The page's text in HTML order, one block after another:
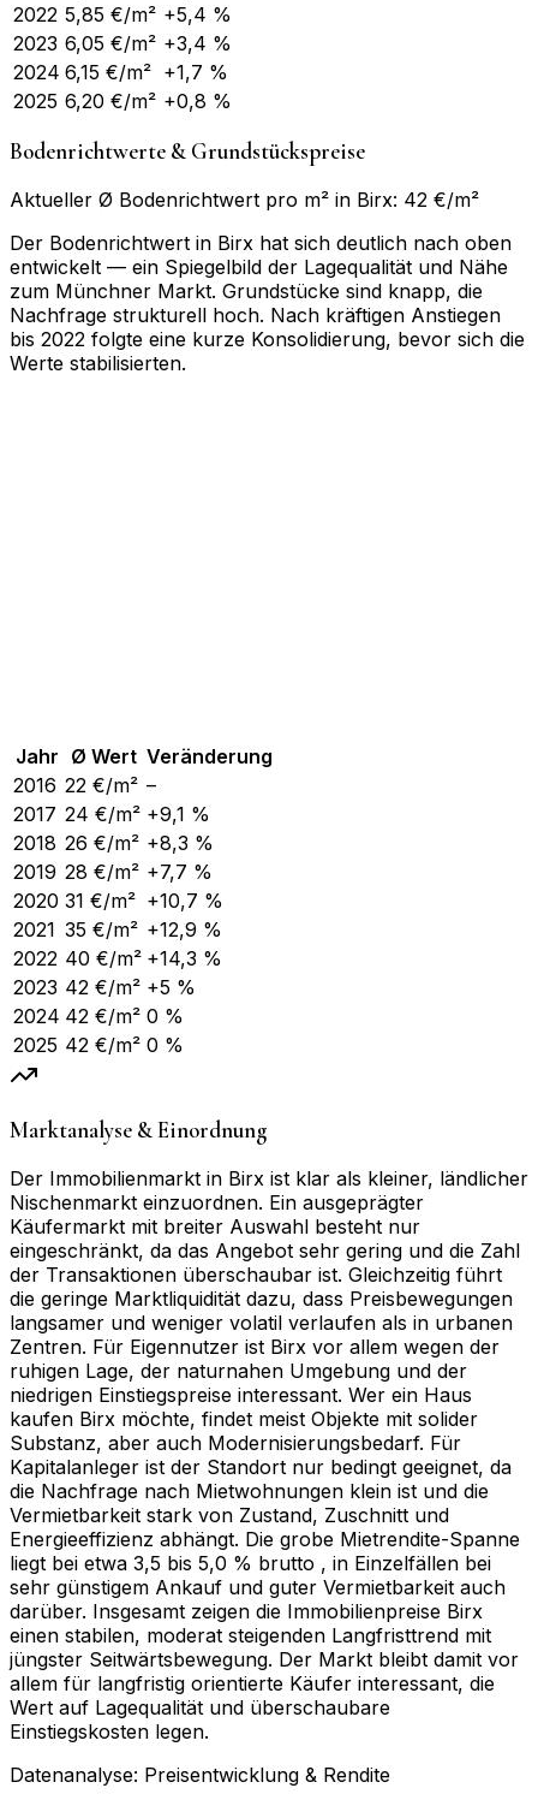
2022 5,85 €/m² +5,4 %
2023 6,05 €/m² +3,4 %
2024 6,15 €/m² +1,7 %
2025 6,20 €/m² +0,8 %
Bodenrichtwerte & Grundstückspreise
Aktueller Ø Bodenrichtwert pro m² in Birx: 42 €/m²
Der Bodenrichtwert in Birx hat sich deutlich nach oben
entwickelt — ein Spiegelbild der Lagequalität und Nähe
zum Münchner Markt. Grundstücke sind knapp, die
Nachfrage strukturell hoch. Nach kräftigen Anstiegen
bis 2022 folgte eine kurze Konsolidierung, bevor sich die
Werte stabilisierten.
Jahr Ø Wert Veränderung
2016 22 €/m² –
2017 24 €/m² +9,1 %
2018 26 €/m² +8,3 %
2019 28 €/m² +7,7 %
2020 31 €/m² +10,7 %
2021 35 €/m² +12,9 %
2022 40 €/m² +14,3 %
2023 42 €/m² +5 %
2024 42 €/m² 0 %
2025 42 €/m² 0 %
Marktanalyse & Einordnung
Der Immobilienmarkt in Birx ist klar als kleiner, ländlicher
Nischenmarkt einzuordnen. Ein ausgeprägter
Käufermarkt mit breiter Auswahl besteht nur
eingeschränkt, da das Angebot sehr gering und die Zahl
der Transaktionen überschaubar ist. Gleichzeitig führt
die geringe Marktliquidität dazu, dass Preisbewegungen
langsamer und weniger volatil verlaufen als in urbanen
Zentren. Für Eigennutzer ist Birx vor allem wegen der
ruhigen Lage, der naturnahen Umgebung und der
niedrigen Einstiegspreise interessant. Wer ein Haus
kaufen Birx möchte, findet meist Objekte mit solider
Substanz, aber auch Modernisierungsbedarf. Für
Kapitalanleger ist der Standort nur bedingt geeignet, da
die Nachfrage nach Mietwohnungen klein ist und die
Vermietbarkeit stark von Zustand, Zuschnitt und
Energieeffizienz abhängt. Die grobe Mietrendite-Spanne
liegt bei etwa 3,5 bis 5,0 % brutto , in Einzelfällen bei
sehr günstigem Ankauf und guter Vermietbarkeit auch
darüber. Insgesamt zeigen die Immobilienpreise Birx
einen stabilen, moderat steigenden Langfristtrend mit
jüngster Seitwärtsbewegung. Der Markt bleibt damit vor
allem für langfristig orientierte Käufer interessant, die
Wert auf Lagequalität und überschaubare
Einstiegskosten legen.
Datenanalyse: Preisentwicklung & Rendite